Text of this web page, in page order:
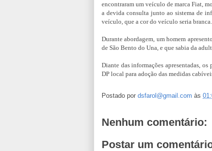
encontraram um veículo de marca Fiat,
a devida consulta junto ao sistema de
veículo, que a cor do veículo seria branca.
Durante abordagem, um homem
de São Bento do Una, e que sabia da
Diante das informações apresentadas,
DP local para adoção das medidas
Postado por dsfarol@gmail.com às
Nenhum comentário:
Postar um